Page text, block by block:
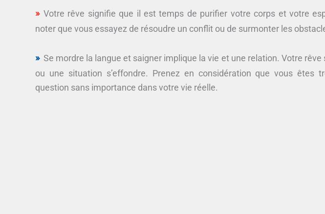
Votre rêve signifie que il est temps de purifier votre corps et votre
noter que vous essayez de résoudre un conflit ou de surmonter les
Se mordre la langue et saigner implique la vie et une relation. Votre
ou une situation s’effondre. Prenez en considération que vous êtes
question sans importance dans votre vie réelle.